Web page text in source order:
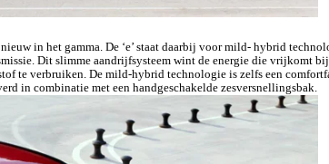
in het gamma. De ‘e’ staat daarbij voor mild- hybrid
Dit slimme aandrijfsysteem wint de energie die vrijkomt
te verbruiken. De mild-hybrid technologie is zelfs een
in combinatie met een handgeschakelde zesversnellingsbak.